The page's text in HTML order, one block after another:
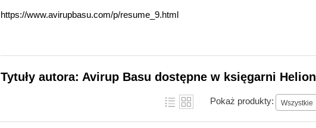
https://www.avirupbasu.com/p/resume_9.html
Tytuły autora: Avirup Basu dostępne w księgarni Helion
Pokaż produkty: Wszystkie